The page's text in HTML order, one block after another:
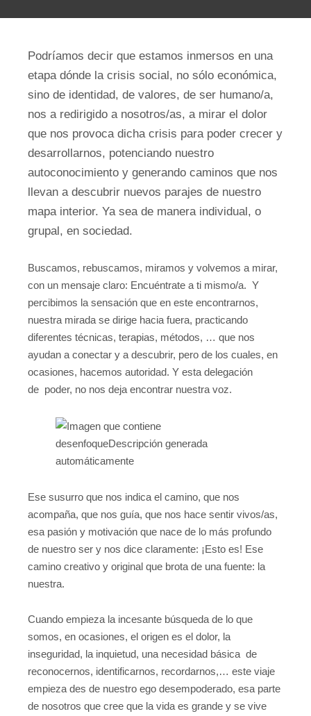
Podríamos decir que estamos inmersos en una
etapa dónde la crisis social, no sólo económica,
sino de identidad, de valores, de ser humano/a,
nos a redirigido a nosotros/as, a mirar el dolor
que nos provoca dicha crisis para poder crecer y
desarrollarnos, potenciando nuestro
autoconocimiento y generando caminos que nos
llevan a descubrir nuevos parajes de nuestro
mapa interior. Ya sea de manera individual, o
grupal, en sociedad.
Buscamos, rebuscamos, miramos y volvemos a mirar,
con un mensaje claro: Encuéntrate a ti mismo/a. Y
percibimos la sensación que en este encontrarnos,
nuestra mirada se dirige hacia fuera, practicando
diferentes técnicas, terapias, métodos, … que nos
ayudan a conectar y a descubrir, pero de los cuales, en
ocasiones, hacemos autoridad. Y esta delegación
de poder, no nos deja encontrar nuestra voz.
Ese susurro que nos indica el camino, que nos
acompaña, que nos guía, que nos hace sentir vivos/as,
esa pasión y motivación que nace de lo más profundo
de nuestro ser y nos dice claramente: ¡Esto es! Ese
camino creativo y original que brota de una fuente: la
nuestra.
Cuando empieza la incesante búsqueda de lo que
somos, en ocasiones, el origen es el dolor, la
inseguridad, la inquietud, una necesidad básica de
reconocernos, identificarnos, recordarnos,… este viaje
empieza des de nuestro ego desempoderado, esa parte
de nosotros que cree que la vida es grande y se vive